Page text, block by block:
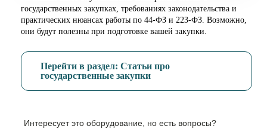
государственных закупках, требованиях законодательства и
практических нюансах работы по 44-ФЗ и 223-ФЗ. Возможно,
они будут полезны при подготовке вашей закупки.
Перейти в раздел: Статьи про
государственные закупки
Интересует это оборудование, но есть вопросы?